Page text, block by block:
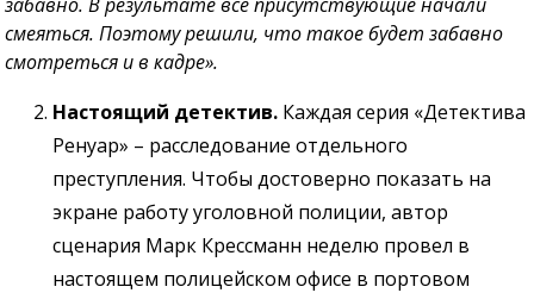
смеяться. Поэтому решили, что такое будет забавно
смотреться и в кадре».
Настоящий детектив. Каждая серия «Детектива
Ренуар» – расследование отдельного
преступления. Чтобы достоверно показать на
экране работу уголовной полиции, автор
сценария Марк Крессманн неделю провел в
настоящем полицейском офисе в портовом